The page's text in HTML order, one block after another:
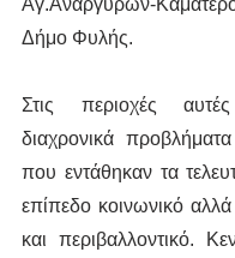
Δήμο Φυλής.
Στις περιοχές αυτές
διαχρονικά
που εντάθηκαν τα
επίπεδο κοινωνικό αλλά
και περιβαλλοντικό.